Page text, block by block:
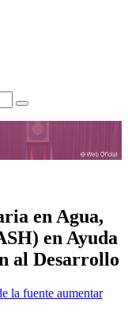
en Agua,
en Ayuda
al Desarrollo
la fuente aumentar